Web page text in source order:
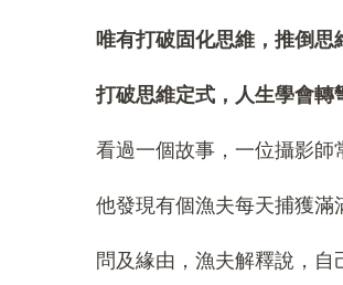
唯有打破固化思維，推倒思
打破思維定式，人生學會轉
看過一個故事，一位攝影師
他發現有個漁夫每天捕獲滿
問及緣由，漁夫解釋說，自